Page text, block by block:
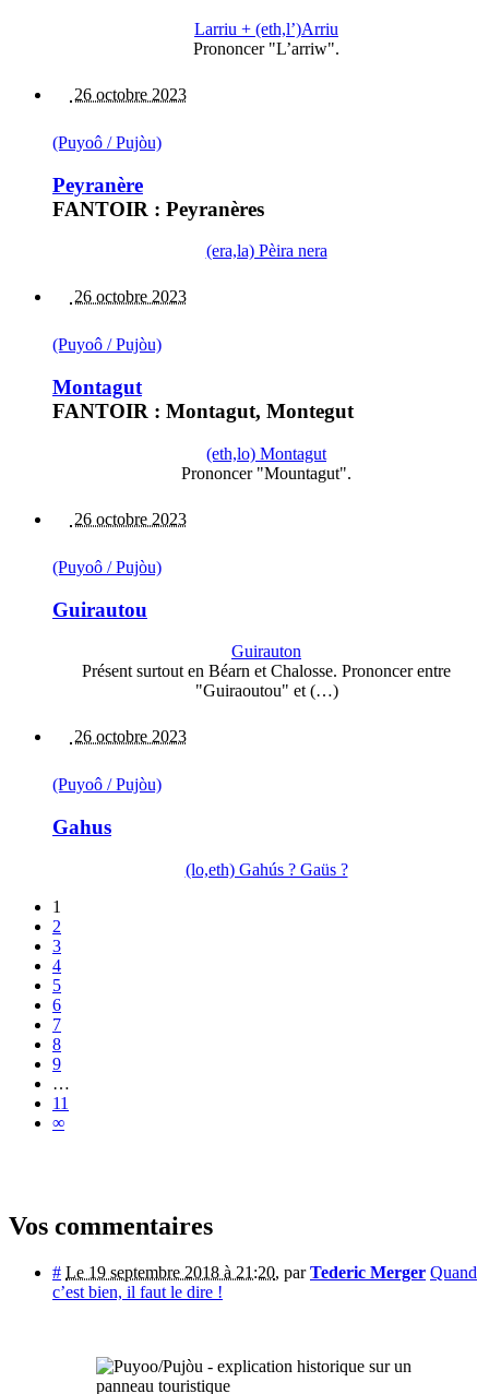
Larriu + (eth,l’)Arriu
Prononcer "L’arriw".
26 octobre 2023
(Puyoô / Pujòu)
Peyranère
FANTOIR : Peyranères
(era,la) Pèira nera
26 octobre 2023
(Puyoô / Pujòu)
Montagut
FANTOIR : Montagut, Montegut
(eth,lo) Montagut
Prononcer "Mountagut".
26 octobre 2023
(Puyoô / Pujòu)
Guirautou
Guirauton
Présent surtout en Béarn et Chalosse. Prononcer entre
"Guiraoutou" et (…)
26 octobre 2023
(Puyoô / Pujòu)
Gahus
(lo,eth) Gahús ? Gaüs ?
1
2
3
4
5
6
7
8
9
…
11
∞
Vos commentaires
# Le 19 septembre 2018 à 21:20, parTederic Merger Quand
c’est bien, il faut le dire !